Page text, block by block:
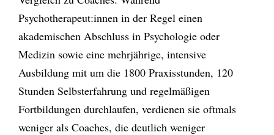
Psychotherapeut:innen in der Regel einen
akademischen Abschluss in Psychologie oder
Medizin sowie eine mehrjährige, intensive
Ausbildung mit um die 1800 Praxisstunden, 120
Stunden Selbsterfahrung und regelmäßigen
Fortbildungen durchlaufen, verdienen sie oftmals
weniger als Coaches, die deutlich weniger